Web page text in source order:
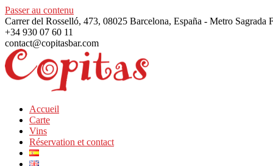
Passer au contenu
Carrer del Rosselló, 473, 08025 Barcelona, España - Metro Sagrada
+34 930 07 60 11
contact@copitasbar.com
Accueil
Carte
Vins
Réservation et contact